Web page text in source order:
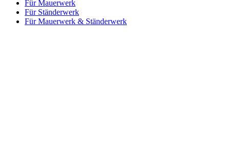
Für Mauerwerk
Für Ständerwerk
Für Mauerwerk & Ständerwerk